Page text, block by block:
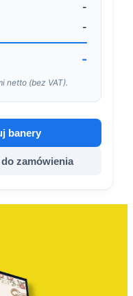
-
-
-
netto (bez VAT).
banery
zamówienia